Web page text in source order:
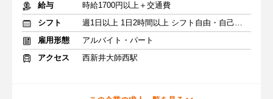
給与
時給1700円以上＋交通費
シフト
週1日以上 1日2時間以上 シフト自由・自己申告
雇用形態
アルバイト・パート
アクセス
西新井大師西駅